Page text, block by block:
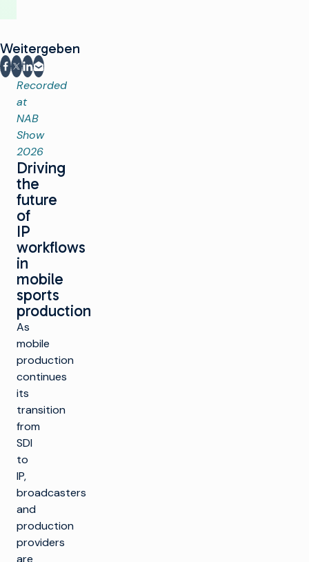
Weitergeben
Auf Facebook teilen
Teilen auf X
Auf LinkedIn teilen
Per E-Mail teilen
Recorded
at
NAB
Show
2026
Driving
the
future
of
IP
workflows
in
mobile
sports
production
As
mobile
production
continues
its
transition
from
SDI
to
IP,
broadcasters
and
production
providers
are